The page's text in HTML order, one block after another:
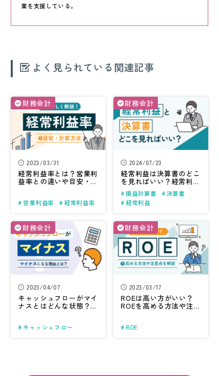
業を支援している。
よく見られている関連記事
財務会計
2023/03/31
経常利益率とは？ 営業利
益率との違いや 目安・計
営業利益率 経常利益率
財務会計
2024/07/23
経常利益は決算書のどこ
を見ればいい？ 経常利益
から分かること
損益計算書
決算書
経常利益
財務会計
2023/04/07
キャッシュフローがマイ
ナスとは どんな状態？ マ
キャッシュフロー
財務会計
2023/03/17
ROEは高い方がいい？
ROEを高める方法や注
ROE